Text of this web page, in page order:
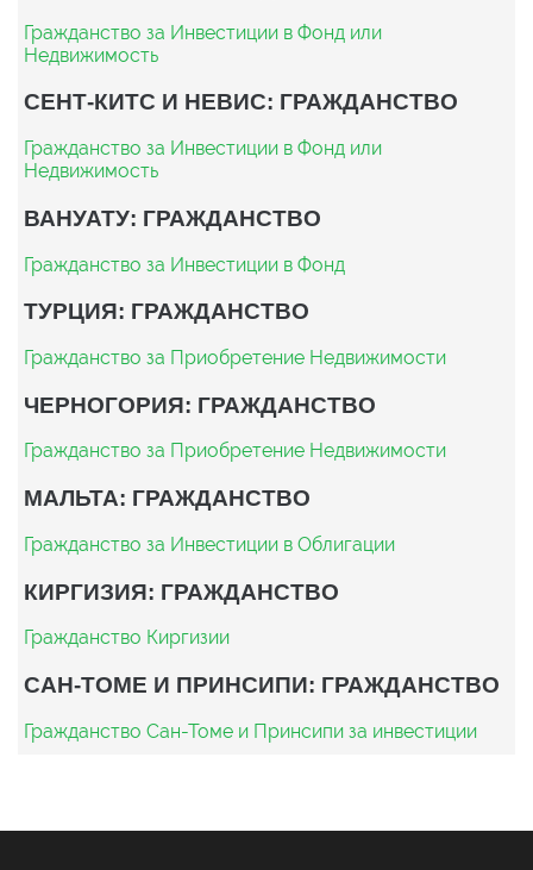
Гражданство за Инвестиции в Фонд или
Недвижимость
СЕНТ-КИТС И НЕВИС: ГРАЖДАНСТВО
Гражданство за Инвестиции в Фонд или
Недвижимость
ВАНУАТУ: ГРАЖДАНСТВО
Гражданство за Инвестиции в Фонд
ТУРЦИЯ: ГРАЖДАНСТВО
Гражданство за Приобретение Недвижимости
ЧЕРНОГОРИЯ: ГРАЖДАНСТВО
Гражданство за Приобретение Недвижимости
МАЛЬТА: ГРАЖДАНСТВО
Гражданство за Инвестиции в Облигации
КИРГИЗИЯ: ГРАЖДАНСТВО
Гражданство Киргизии
САН-ТОМЕ И ПРИНСИПИ: ГРАЖДАНСТВО
Гражданство Сан-Томе и Принсипи за инвестиции